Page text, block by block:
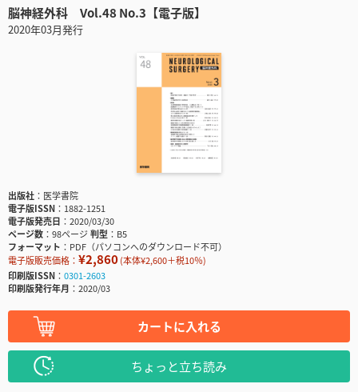
脳神経外科 Vol.48 No.3【電子版】
2020年03月発行
出版社
医学書院
電子版ISSN
1882-1251
電子版発売日
2020/03/30
ページ数
98ページ判型
B5
フォーマット
PDF（パソコンへのダウンロード不可）
電子版販売価格： ¥2,860(本体¥2,600＋税10％)
印刷版ISSN
0301-2603
印刷版発行年月
2020/03
カートに入れる
ちょっと立ち読み